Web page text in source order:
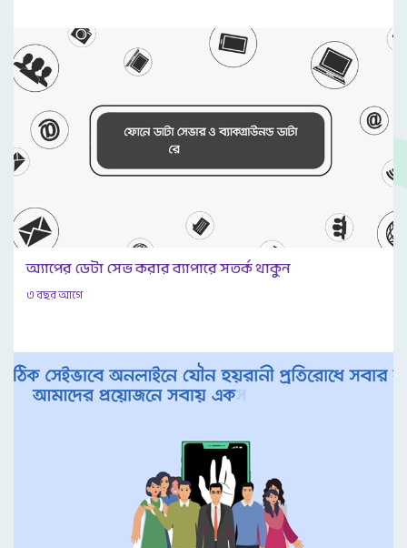
অ্যাপের ডেটা সেভ করার ব্যাপারে সতর্ক থাকুন
৩ বছর আগে